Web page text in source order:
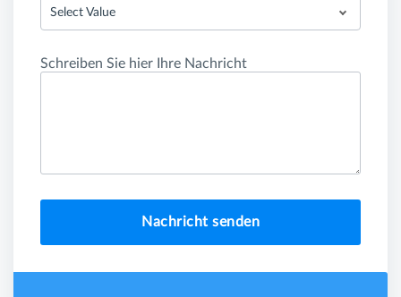
Select Value
Schreiben Sie hier Ihre Nachricht
Nachricht senden